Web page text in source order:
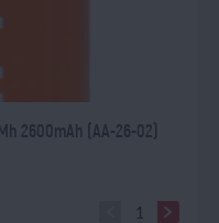
2600mAh (AA-26-02)